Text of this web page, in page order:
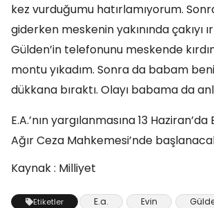
kez vurduğumu hatırlamıyorum.
giderken meskenin yakınında çakıyı
Gülden’in telefonunu meskende
montu yıkadım. Sonra da babam beni
dükkana bıraktı. Olayı babama da
E.A.’nın yargılanmasına 13
Ağır Ceza Mahkemesi’nde
Kaynak : Milliyet
Etiketler E.a. Evin